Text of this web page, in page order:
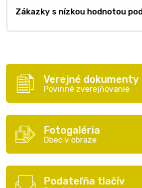
Zákazky s nízkou hodnotou
Verejné dokumenty
Povinné zverejňovanie
Fotogaléria
Obec v obraze
Podateľňa tlačív